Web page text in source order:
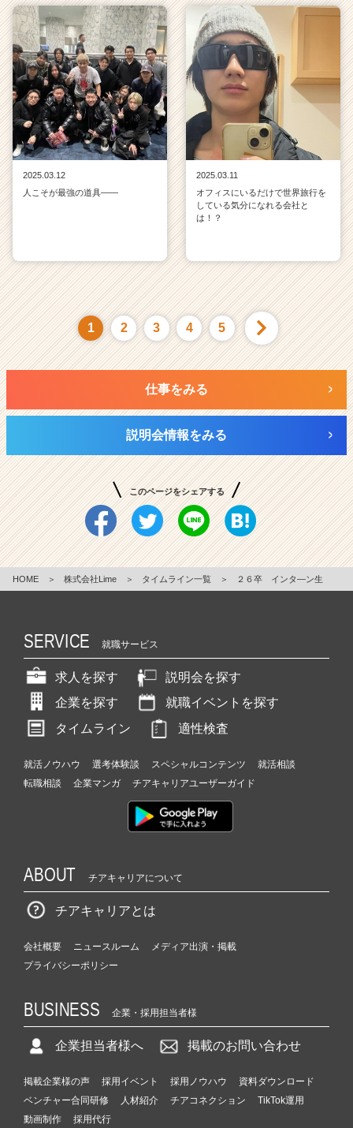
2025.03.12
人こそが最強の道具——
2025.03.11
オフィスにいるだけで世界旅行を
している気分になれる会社と
は！？
1 2 3 4 5
仕事をみる
説明会情報をみる
このページをシェアする
HOME ＞ 株式会社Lime ＞ タイムライン一覧 ＞ ２６卒 インタ―ン生
SERVICE 就職サービス
求人を探す
説明会を探す
企業を探す
就職イベントを探す
タイムライン
適性検査
就活ノウハウ 選考体験談 スペシャルコンテンツ
就活相談
転職相談
企業マンガ チアキャリアユーザーガイド
ABOUT チアキャリアについて
チアキャリアとは
会社概要 ニュースルーム
メディア出演・掲載
プライバシーポリシー
BUSINESS 企業・採用担当者様
企業担当者様へ 掲載のお問い合わせ
掲載企業様の声 採用イベント 採用ノウハウ
資料ダウンロード
ベンチャー合同研修
人材紹介 チアコネクション
TikTok運用
動画制作
採用代行